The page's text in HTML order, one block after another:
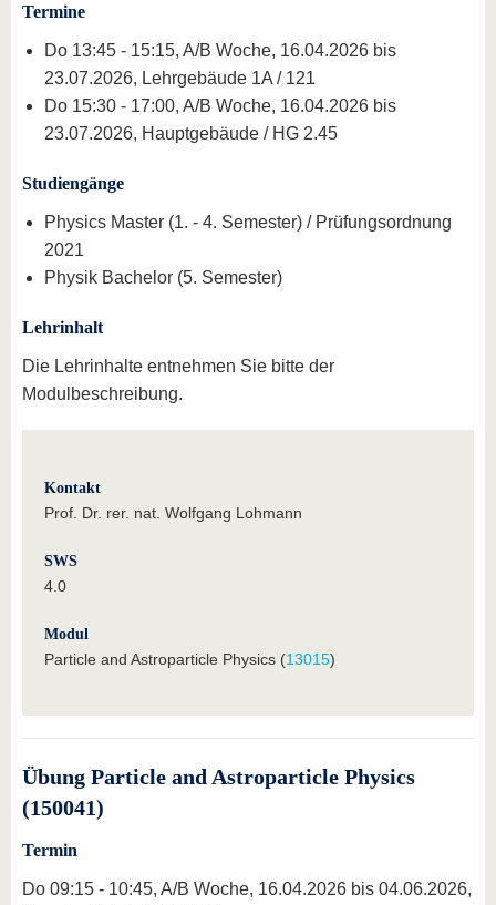
Termine
Do 13:45 - 15:15, A/B Woche, 16.04.2026 bis
23.07.2026, Lehrgebäude 1A / 121
Do 15:30 - 17:00, A/B Woche, 16.04.2026 bis
23.07.2026, Hauptgebäude / HG 2.45
Studiengänge
Physics Master (1. - 4. Semester) / Prüfungsordnung
2021
Physik Bachelor (5. Semester)
Lehrinhalt
Die Lehrinhalte entnehmen Sie bitte der
Modulbeschreibung.
Kontakt
Prof. Dr. rer. nat. Wolfgang Lohmann
SWS
4.0
Modul
Particle and Astroparticle Physics (13015)
Übung Particle and Astroparticle Physics
(150041)
Termin
Do 09:15 - 10:45, A/B Woche, 16.04.2026 bis 04.06.2026,